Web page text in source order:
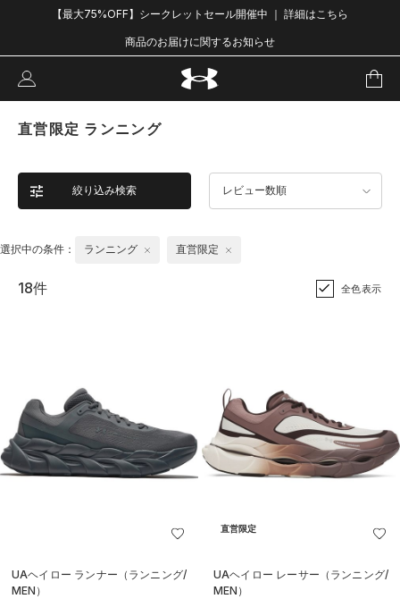
【最大75%OFF】シークレットセール開催中 ｜ 詳細はこちら
商品のお届けに関するお知らせ
直営限定 ランニング
絞り込み検索 レビュー数順
選択中の条件： ランニング 直営限定
18件 全色表示
UAヘイロー ランナー（ランニング/
MEN）
直営限定
UAヘイロー レーサー（ランニング/
MEN）